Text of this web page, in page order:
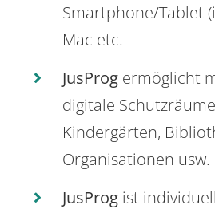
Smartphone/Tablet
Mac etc.
JusProg ermöglicht
digitale
Kindergärten,
Organisationen usw.
JusProg ist